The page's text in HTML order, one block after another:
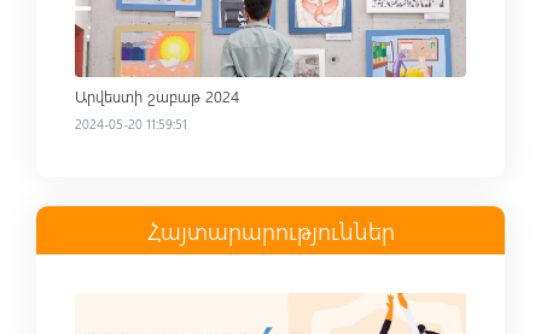
Արվեստի շաբաթ 2024
2024-05-20 11:59:51
Հայտարարություններ